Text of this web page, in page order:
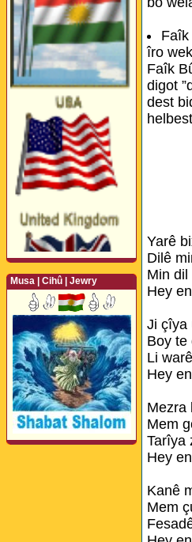
Perwerde ya Zimanê
Kurdî û Îngîlîzî
Musa | Cihû | Jewry
Faîk
îro
Faîk
digot
dest
Yarê
Dilê
Min dil
Hey
Ji çîya
Boy te
Li
Hey
Mezra
Mem
Tarîya
Hey
Kanê
Mem